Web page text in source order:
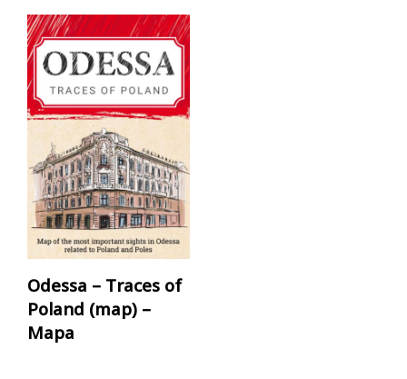
Odessa – Traces of
Poland (map) –
Mapa